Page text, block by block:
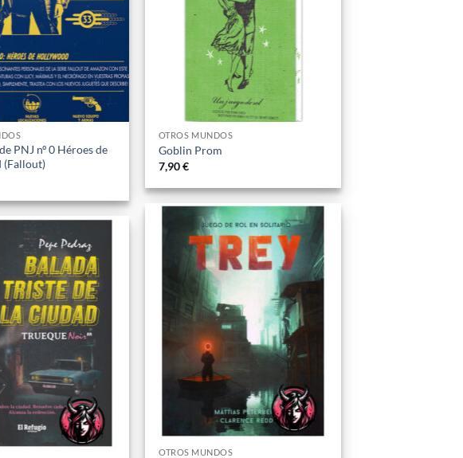
PNJ nº 0 Héroes de
(Fallout)
OTROS MUNDOS
Goblin Prom
7,90€
Añadir
a la
lista
deseos
OTROS MUNDOS
Añadir
a la
lista
de
deseos